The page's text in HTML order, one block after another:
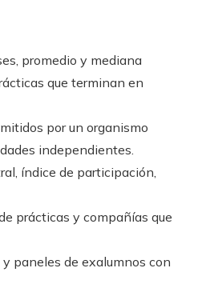
promedio y mediana
que terminan en
por un organismo
independientes.
índice de participación,
prácticas y compañías que
paneles de exalumnos con